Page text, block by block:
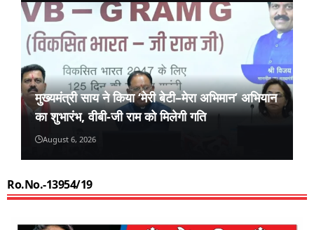
मुख्यमंत्री साय ने किया ‘मेरी बेटी–मेरा अभिमान’ अभियान
का शुभारंभ, वीबी-जी राम को मिलेगी गति
August 6, 2026
Ro.No.-13954/19